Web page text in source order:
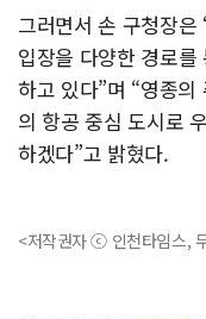
그러면서 손 구청장
입장을 다양한 경로
하고 있다”며 “영종
의 항공 중심 도시로
하겠다”고 밝혔다.
<저작권자 ⓒ 인천타임스,